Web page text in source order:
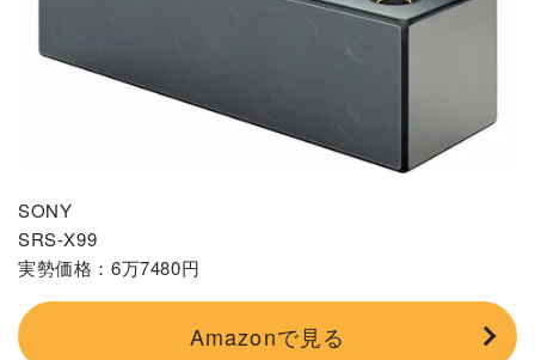
SONY
SRS-X99
実勢価格：6万7480円
Amazonで見る